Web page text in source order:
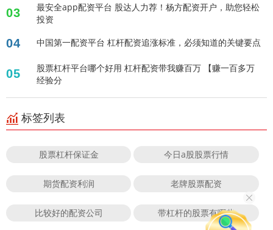
03
最安全app配资平台 股达人力荐！杨方配资开户，助您轻松
投资
04 中国第一配资平台 杠杆配资追涨标准，必须知道的关键要点
05
股票杠杆平台哪个好用 杠杆配资带我赚百万 【赚一百多万
经验分
标签列表
股票杠杆保证金 今日a股股票行情
期货配资利润 老牌股票配资
比较好的配资公司 带杠杆的股票有哪些